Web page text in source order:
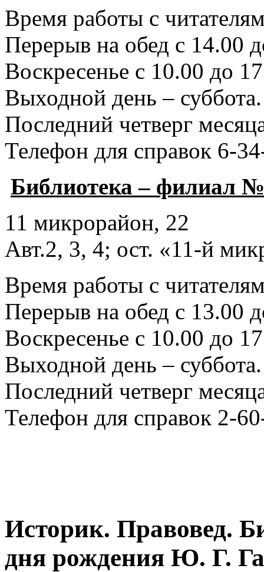
Время работы с
Перерыв на обед с 14.00
Воскресенье с 10.00 до
Выходной день – суббота.
Последний четверг
Телефон для справок 6-
Библиотека – филиал
11 микрорайон, 22
Авт.2, 3, 4; ост. «11-й
Время работы с
Перерыв на обед с 13.00
Воскресенье с 10.00 до
Выходной день – суббота.
Последний четверг
Телефон для справок 2-
Историк. Правовед.
дня рождения Ю. Г.